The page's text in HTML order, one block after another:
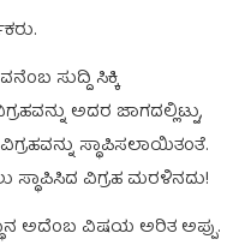
ಸುದ್ದಿ ಸಿಕ್ಕಿ
ಅದರ ಜಾಗದಲ್ಲಿಟ್ಟು,
ಸ್ಥಾಪಿಸಲಾಯಿತಂತೆ.
ವಿಗ್ರಹ ಮರಳಿನದು!
ಅದೆಂಬ ವಿಷಯ ಅರಿತ ಅಪ್ಪು.